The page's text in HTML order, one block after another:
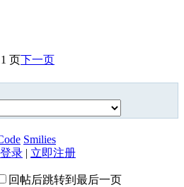
页下一页
Smilies
登录 | 立即注册
回帖后跳转到最后一页